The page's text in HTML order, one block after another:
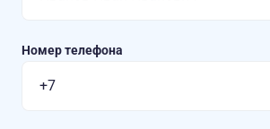
Номер телефона